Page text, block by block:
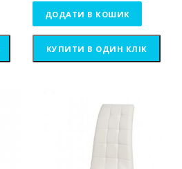
ДОДАТИ В КОШИК
КУПИТИ В ОДИН КЛІК